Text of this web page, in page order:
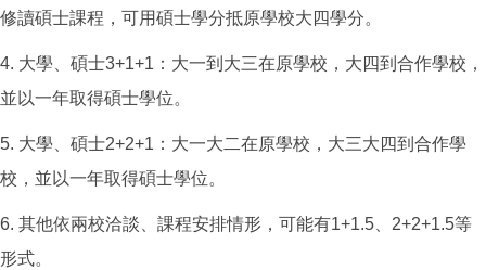
修讀碩士課程，可用碩士學分抵原學校大四學分。
4. 大學、碩士3+1+1：大一到大三在原學校，大四到合作學校，
並以一年取得碩士學位。
5. 大學、碩士2+2+1：大一大二在原學校，大三大四到合作學
校，並以一年取得碩士學位。
6. 其他依兩校洽談、課程安排情形，可能有1+1.5、2+2+1.5等
形式。